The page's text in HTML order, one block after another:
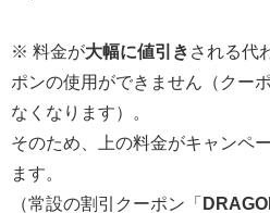
※ 料金が大幅に値引き される代
ポンの使用ができません（クー
なくなります）。
そのため、上の料金がキャンペ
ます。
（常設の割引クーポン「